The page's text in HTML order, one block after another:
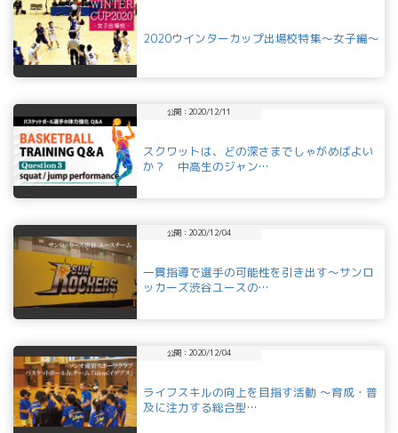
2020ウインターカップ出場校特集～女子編～
公開：2020/12/11
スクワットは、どの深さまでしゃがめばよい
か？ 中高生のジャン…
公開：2020/12/04
一貫指導で選手の可能性を引き出す～サンロ
ッカーズ渋谷ユースの…
公開：2020/12/04
ライフスキルの向上を目指す活動 ～育成・普
及に注力する総合型…